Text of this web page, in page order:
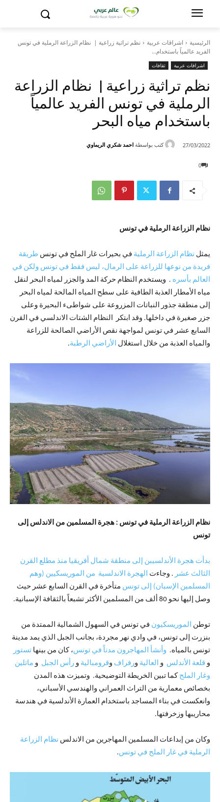
الرئيسية اشراقات عربية
نظم تراثية زراعية | نظام الزراعة الرملية في تونس
الفريد عالمياً باستخدام...
اشراقات عربية ثقافات
نظم تراثية زراعية | نظام الزراعة
الرملية في تونس الفريد عالمياً
باستخدام مياه البحر
0
27/03/2022 كتب بواسطة احمد شكري الريماوي
نظام الزراعة الرملية في تونس
يمثل نظام الزراعة الرملية في بحيرات غار الملح في تونس طريقة
فريدة من نوعها للزراعة على الرمال، ليس فقط في تونس ولكن في
العالم بأسره . ويستخدم النظام حركة المد والجزر لمياه البحر لنقل
مياه الأمطار العذبة الطافية على سطح المياه المالحة لمياه البحر
إلى منطقة جذور النباتات المزروعة على شواطىء البحيرة وعلى
جزر صغيرة في داخلها. وقد ابتكر النظام الشتات الاندلسي في القرن
السابع عشر في تونس لمواجهة نقص الأراضي الصالحة للزراعة
والمياه العذبة من خلال استغلال الأراضي الرطبة.
نظام الزراعة الرملية في تونس : هجرة المسلمين من الاندلس إلى
تونس
بدأت هجرة الأندلسيبن إلى منطقة شمال أفريقيا منذ مطلع القرن
الثالث عشر . وجاءت الهجرة الاندلسية من الموريسكيين (وهم
المسلمين الإسبان) إلى تونس متأخرة في القرن السابع عشر حيث
وصل إليها نحو 80 ألف من المسلمين الأكثر تشبعاً بالثقافة الإسبانية.
توطن الموريسكيون في تونس في السهول الشمالية الممتدة من
بنزرت إلى تونس، في وادي نهر مجردة، بجانب الجبل الذي يمد مدينة
تونس بالمياه. وأنشأ المهاجرون مدناً في تونس، كان من بينها تستور
و قلعة الأندلس و العالية ورفراف وقرومبالية و رأس الجبل و ماتلين
وغار الملح كما تبين الخريطة التوضيحية. وتميزت هذه المدن
بخصائص معمارية من التراث العمراني والهندسي الأسباني،
وانعكست في بناء المساجد باستخدام العمارة الأندلسية في هندسة
محاريبها وزخرفتها.
وكان من إبداعات المسلمين المهاجرين من الاندلس نظام الزراعة
الرملية في غار الملح في تونس.